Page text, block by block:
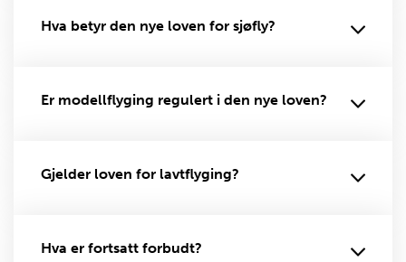
Hva betyr den nye loven for sjøfly?
Er modellflyging regulert i den nye loven?
Gjelder loven for lavtflyging?
Hva er fortsatt forbudt?